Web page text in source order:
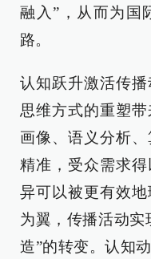
融入”，从而为国
路。
认知跃升激活传播
思维方式的重塑
画像、语义分析
精准，受众需求
异可以被更有效
为翼，传播活动实
造”的转变。认知